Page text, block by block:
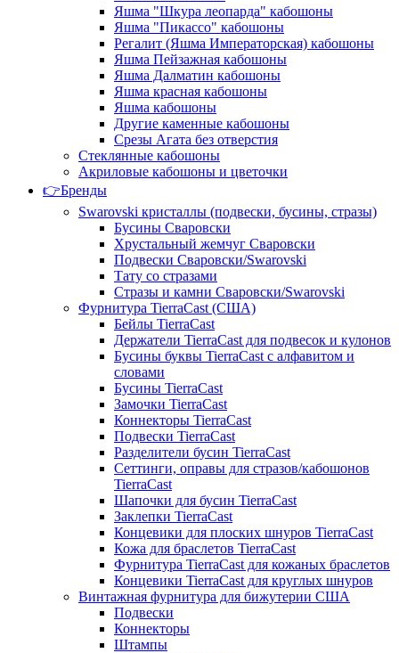
Яшма "Шкура леопарда" кабошоны
Яшма "Пикассо" кабошоны
Регалит (Яшма Императорская) кабошоны
Яшма Пейзажная кабошоны
Яшма Далматин кабошоны
Яшма красная кабошоны
Яшма кабошоны
Другие каменные кабошоны
Срезы Агата без отверстия
Стеклянные кабошоны
Акриловые кабошоны и цветочки
👉Бренды
Swarovski кристаллы (подвески, бусины, стразы)
Бусины Сваровски
Хрустальный жемчуг Сваровски
Подвески Сваровски/Swarovski
Тату со стразами
Стразы и камни Сваровски/Swarovski
Фурнитура TierraCast (США)
Бейлы TierraCast
Держатели TierraCast для подвесок и кулонов
Бусины буквы TierraCast с алфавитом и
словами
Бусины TierraCast
Замочки TierraCast
Коннекторы TierraCast
Подвески TierraCast
Разделители бусин TierraCast
Сеттинги, оправы для стразов/кабошонов
TierraCast
Шапочки для бусин TierraCast
Заклепки TierraCast
Концевики для плоских шнуров TierraCast
Кожа для браслетов TierraCast
Фурнитура TierraCast для кожаных браслетов
Концевики TierraCast для круглых шнуров
Винтажная фурнитура для бижутерии США
Подвески
Коннекторы
Штампы